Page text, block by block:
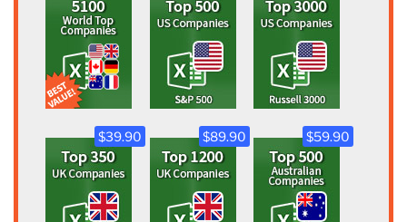
$39.90 $89.90 $59.90